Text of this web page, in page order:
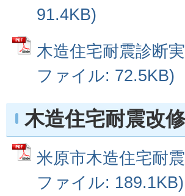
91.4KB)
木造住宅耐震診断
ファイル: 72.5KB)
木造住宅耐震改
米原市木造住宅耐
ファイル: 189.1KB)